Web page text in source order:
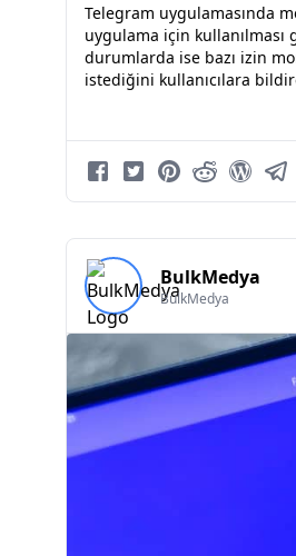
Telegram uygulamasında
uygulama için kullanılması
durumlarda ise bazı izin
istediğini kullanıcılara
BulkMedya
BulkMedya